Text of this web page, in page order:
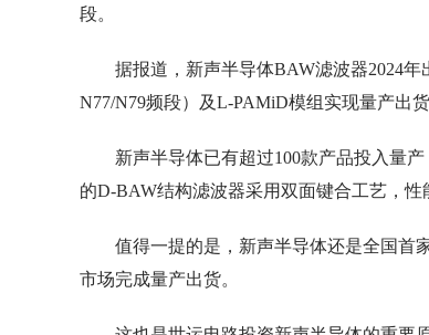
段。
据报道，新声半导体BAW滤波器2024年
N77/N79频段）及L-PAMiD模组实现量产出
新声半导体已有超过100款产品投入量
的D-BAW结构滤波器采用双面键合工艺，
值得一提的是，新声半导体还是全国首
市场完成量产出货。